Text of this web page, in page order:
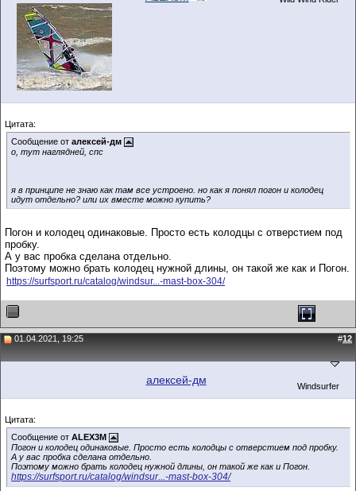
Цитата:
Сообщение от алексей-дм
о, тут наглядней, спс
я в принципе не знаю как там все устроено. но как я понял погон и колодец
идут отдельно? или их вместе можно купить?
Погон и колодец одинаковые. Просто есть колодцы с отверстием под
пробку.
А у вас пробка сделана отдельно.
Поэтому можно брать колодец нужной длины, он такой же как и Погон.
https://surfsport.ru/catalog/windsur...-mast-box-304/
01.04.2021, 19:25 #12
алексей-дм Windsurfer
Цитата:
Сообщение от ALEX3M
Погон и колодец одинаковые. Просто есть колодцы с отверстием под пробку.
А у вас пробка сделана отдельно.
Поэтому можно брать колодец нужной длины, он такой же как и Погон.
https://surfsport.ru/catalog/windsur...-mast-box-304/